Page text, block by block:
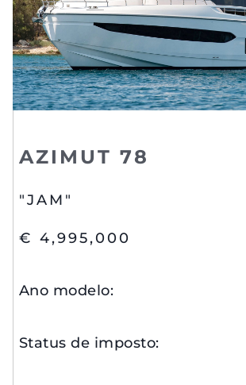
AZIMUT 78
"JAM"
€ 4,995,000
Ano modelo:
Status de imposto: